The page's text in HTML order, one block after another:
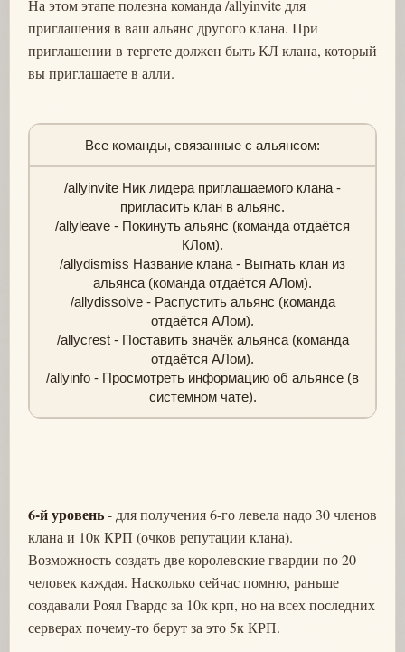
На этом этапе полезна команда /allyinvite для
приглашения в ваш альянс другого клана. При
приглашении в тергете должен быть КЛ клана, который
вы приглашаете в алли.
Все команды, связанные с альянсом:
/allyinvite Ник лидера приглашаемого клана -
пригласить клан в альянс.
/allyleave - Покинуть альянс (команда отдаётся
КЛом).
/allydismiss Название клана - Выгнать клан из
альянса (команда отдаётся АЛом).
/allydissolve - Распустить альянс (команда
отдаётся АЛом).
/allycrest - Поставить значёк альянса (команда
отдаётся АЛом).
/allyinfo - Просмотреть информацию об альянсе (в
системном чате).
6-й уровень- для получения 6-го левела надо 30 членов
клана и 10к КРП (очков репутации клана).
Возможность создать две королевские гвардии по 20
человек каждая. Насколько сейчас помню, раньше
создавали Роял Гвардс за 10к крп, но на всех последних
серверах почему-то берут за это 5к КРП.